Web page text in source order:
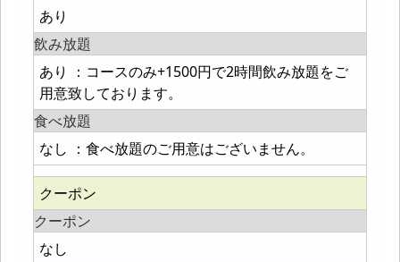
あり
飲み放題
あり ：コースのみ+1500円で2時間飲み放題をご
用意致しております。
食べ放題
なし ：食べ放題のご用意はございません。
クーポン
クーポン
なし